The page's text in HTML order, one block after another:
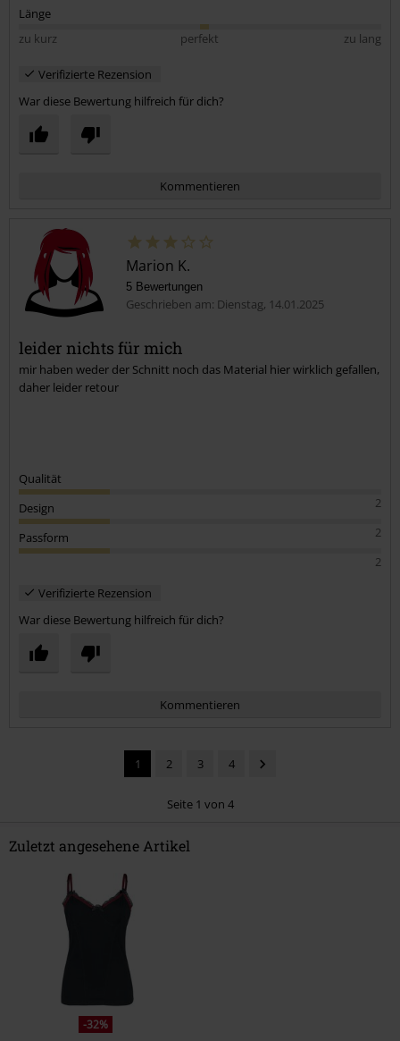
Länge
zu kurz
perfekt zu lang
Verifizierte Rezension
War diese Bewertung hilfreich für dich?
Kommentieren
Kommentar jetzt abschicken!
Marion K.
5 Bewertungen
Geschrieben am: Dienstag, 14.01.2025
leider nichts für mich
mir haben weder der Schnitt noch das Material hier wirklich gefallen,
daher leider retour
Qualität
2
Design
2
Passform
2
Verifizierte Rezension
War diese Bewertung hilfreich für dich?
Kommentieren
Kommentar jetzt abschicken!
1 2 3 4
Seite 1 von 4
Zuletzt angesehene Artikel
-32%